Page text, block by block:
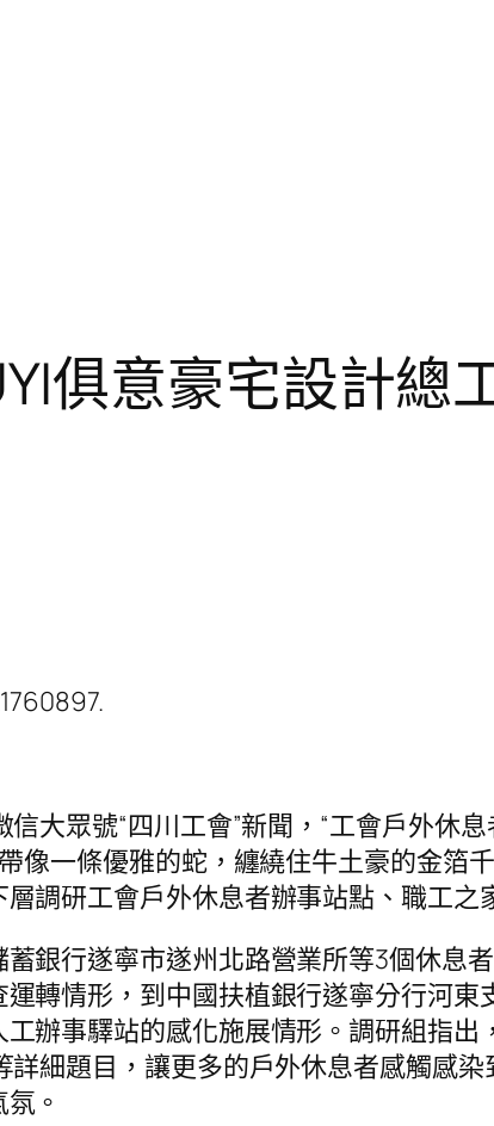
俱意豪宅設計總
眾號“四川工會”新聞，“工會戶外休
像一條優雅的蛇，纏繞住牛土豪的金箔
調研工會戶外休息者辦事站點、職工之
行遂寧市遂州北路營業所等3個休息
轉情形，到中國扶植銀行遂寧分行河
辦事驛站的感化施展情形。調研組指
詳細題目，讓更多的戶外休息者感觸感
。